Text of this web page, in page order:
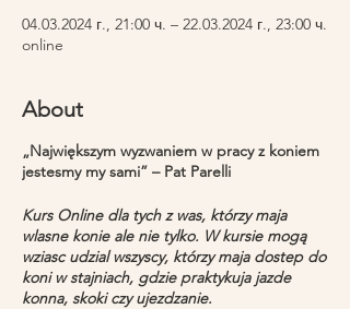
04.03.2024 г., 21:00 ч. – 22.03.2024 г., 23:00 ч.
online
About
„Największym wyzwaniem w pracy z koniem
jestesmy my sami” – Pat Parelli
Kurs Online dla tych z was, którzy maja
wlasne konie ale nie tylko. W kursie mogą
wziasc udzial wszyscy, którzy maja dostep do
koni w stajniach, gdzie praktykuja jazde
konna, skoki czy ujezdzanie.